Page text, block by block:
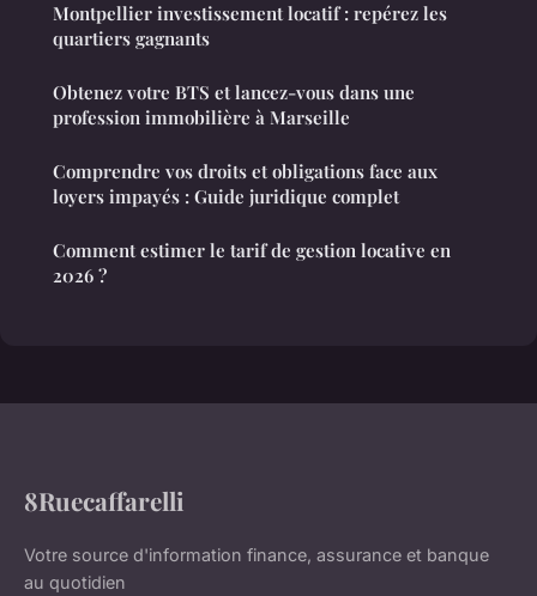
Montpellier investissement locatif : repérez les
quartiers gagnants
Obtenez votre BTS et lancez-vous dans une
profession immobilière à Marseille
Comprendre vos droits et obligations face aux
loyers impayés : Guide juridique complet
Comment estimer le tarif de gestion locative en
2026 ?
8Ruecaffarelli
Votre source d'information finance, assurance et banque
au quotidien